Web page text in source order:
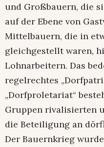
und Großbauern, die
auf der Ebene von
Mittelbauern, die in
gleichgestellt waren,
Lohnarbeitern. Das
regelrechtes
„Dorfproletariat“
Gruppen rivalisierten
die Beteiligung an
Der Bauernkrieg